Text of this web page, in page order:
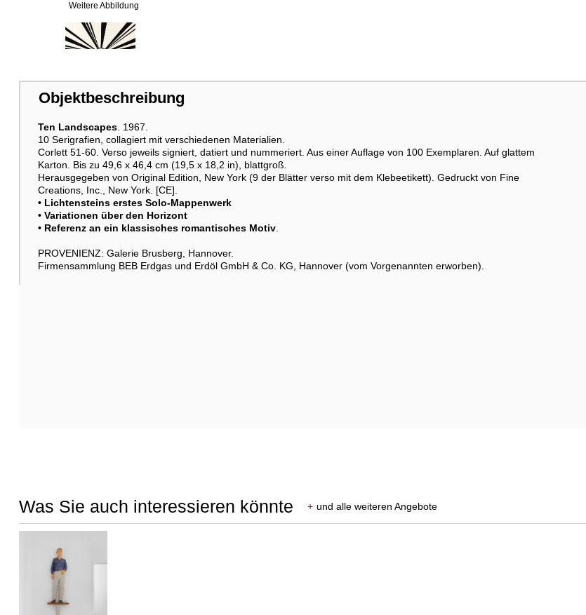
Weitere Abbildung
Weitere Abbildung
Objektbeschreibung
Ten Landscapes. 1967.
10 Serigrafien, collagiert mit verschiedenen Materialien.
Corlett 51-60. Verso jeweils signiert, datiert und nummeriert. Aus einer Auflage von 100 Exemplaren. Auf glattem
Karton. Bis zu 49,6 x 46,4 cm (19,5 x 18,2 in), blattgroß.
Herausgegeben von Original Edition, New York (9 der Blätter verso mit dem Klebeetikett). Gedruckt von Fine
Creations, Inc., New York. [CE].
• Lichtensteins erstes Solo-Mappenwerk
• Variationen über den Horizont
• Referenz an ein klassisches romantisches Motiv.
PROVENIENZ: Galerie Brusberg, Hannover.
Firmensammlung BEB Erdgas und Erdöl GmbH & Co. KG, Hannover (vom Vorgenannten erworben).
Was Sie auch interessieren könnte + und alle weiteren Angebote